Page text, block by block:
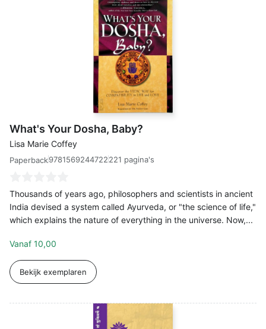
What's Your Dosha, Baby?
Lisa Marie Coffey
Paperback9781569244722221 pagina's
Thousands of years ago, philosophers and scientists in ancient
India devised a system called Ayurveda, or "the science of life,"
which explains the nature of everything in the universe. Now,...
Vanaf 10,00
Bekijk exemplaren